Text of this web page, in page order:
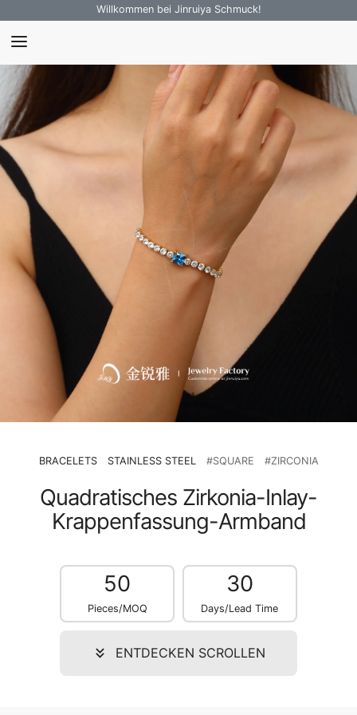
Willkommen bei Jinruiya Schmuck!
BRACELETS STAINLESS STEEL #SQUARE #ZIRCONIA
Quadratisches Zirkonia-Inlay-
Krappenfassung-Armband
50
Pieces/MOQ
30
Days/Lead Time
ENTDECKEN SCROLLEN